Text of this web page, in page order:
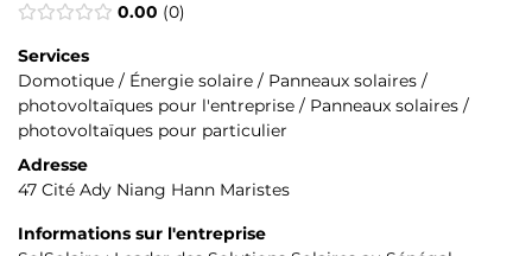
0.00 0
Services
Domotique / Énergie solaire / Panneaux solaires /
photovoltaïques pour l'entreprise / Panneaux solaires /
photovoltaïques pour particulier
Adresse
47 Cité Ady Niang Hann Maristes
Informations sur l'entreprise